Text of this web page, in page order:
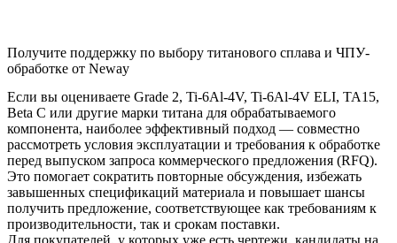
Получите поддержку по выбору титанового сплава и ЧПУ-
обработке от Neway
Если вы оцениваете Grade 2, Ti-6Al-4V, Ti-6Al-4V ELI, TA15,
Beta C или другие марки титана для обрабатываемого
компонента, наиболее эффективный подход — совместно
рассмотреть условия эксплуатации и требования к обработке
перед выпуском запроса коммерческого предложения (RFQ).
Это помогает сократить повторные обсуждения, избежать
завышенных спецификаций материала и повышает шансы
получить предложение, соответствующее как требованиям к
производительности, так и срокам поставки.